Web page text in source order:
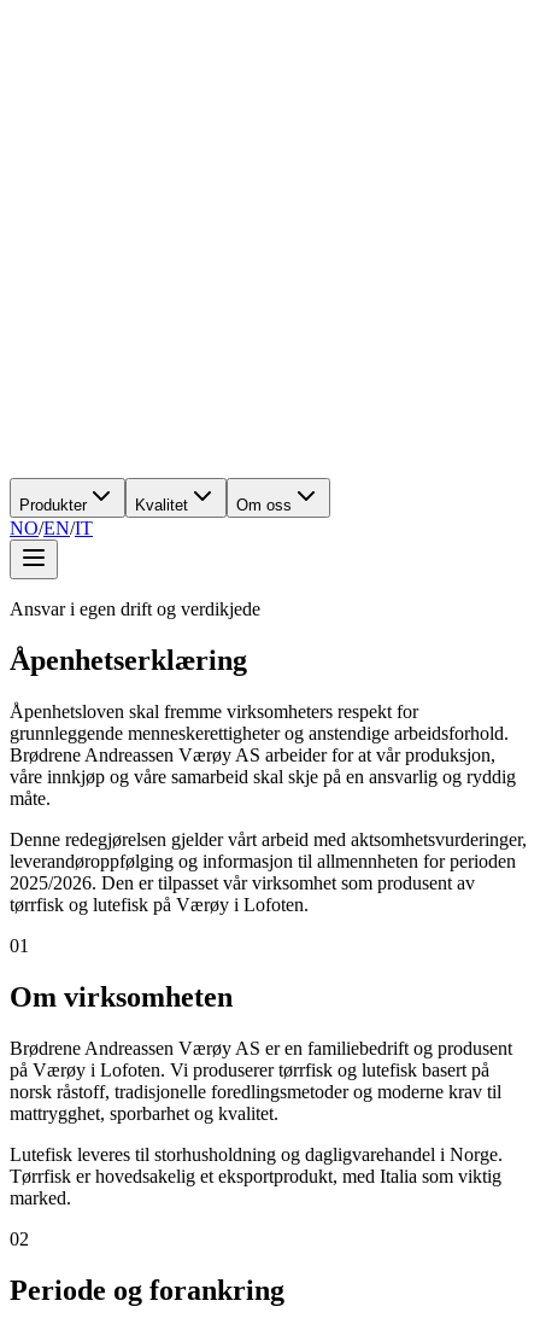
Produkter Kvalitet Om oss
NO/EN/IT
Ansvar i egen drift og verdikjede
Åpenhetserklæring
Åpenhetsloven skal fremme virksomheters respekt for
grunnleggende menneskerettigheter og anstendige arbeidsforhold.
Brødrene Andreassen Værøy AS arbeider for at vår produksjon,
våre innkjøp og våre samarbeid skal skje på en ansvarlig og ryddig
måte.
Denne redegjørelsen gjelder vårt arbeid med aktsomhetsvurderinger,
leverandøroppfølging og informasjon til allmennheten for perioden
2025/2026. Den er tilpasset vår virksomhet som produsent av
tørrfisk og lutefisk på Værøy i Lofoten.
01
Om virksomheten
Brødrene Andreassen Værøy AS er en familiebedrift og produsent
på Værøy i Lofoten. Vi produserer tørrfisk og lutefisk basert på
norsk råstoff, tradisjonelle foredlingsmetoder og moderne krav til
mattrygghet, sporbarhet og kvalitet.
Lutefisk leveres til storhusholdning og dagligvarehandel i Norge.
Tørrfisk er hovedsakelig et eksportprodukt, med Italia som viktig
marked.
02
Periode og forankring